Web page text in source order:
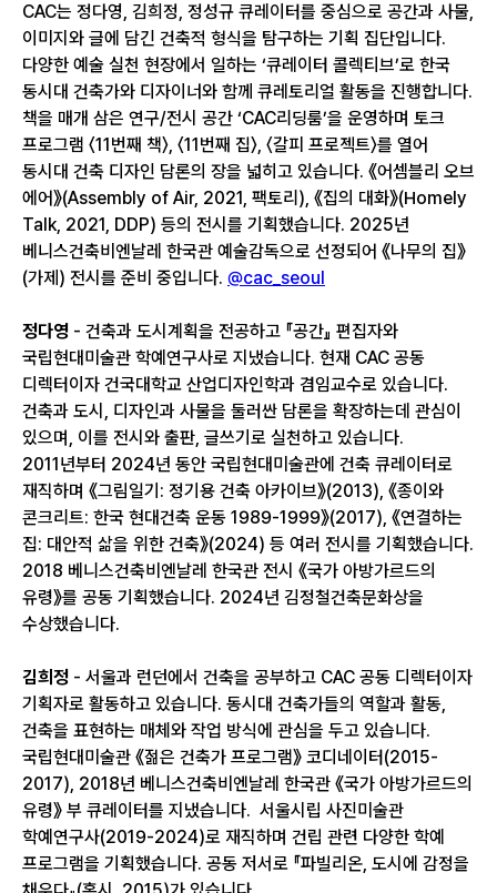
CAC는 정다영, 김희정, 정성규 큐레이터를 중심으로 공간과 사물,
이미지와 글에 담긴 건축적 형식을 탐구하는 기획 집단입니다.
다양한 예술 실천 현장에서 일하는 ‘큐레이터 콜렉티브’로 한국
동시대 건축가와 디자이너와 함께 큐레토리얼 활동을 진행합니다.
책을 매개 삼은 연구/전시 공간 ‘CAC리딩룸’을 운영하며 토크
프로그램 〈11번째 책〉, 〈11번째 집〉, 〈갈피 프로젝트〉를 열어
동시대 건축 디자인 담론의 장을 넓히고 있습니다. 《어셈블리 오브
에어》(Assembly of Air, 2021, 팩토리), 《집의 대화》(Homely
Talk, 2021, DDP) 등의 전시를 기획했습니다. 2025년
베니스건축비엔날레 한국관 예술감독으로 선정되어 《나무의 집》
(가제) 전시를 준비 중입니다. @cac_seoul
정다영 - 건축과 도시계획을 전공하고 『공간』 편집자와
국립현대미술관 학예연구사로 지냈습니다. 현재 CAC 공동
디렉터이자 건국대학교 산업디자인학과 겸임교수로 있습니다.
건축과 도시, 디자인과 사물을 둘러싼 담론을 확장하는데 관심이
있으며, 이를 전시와 출판, 글쓰기로 실천하고 있습니다.
2011년부터 2024년 동안 국립현대미술관에 건축 큐레이터로
재직하며 《그림일기: 정기용 건축 아카이브》(2013), 《종이와
콘크리트: 한국 현대건축 운동 1989-1999》(2017), 《연결하는
집: 대안적 삶을 위한 건축》(2024) 등 여러 전시를 기획했습니다.
2018 베니스건축비엔날레 한국관 전시 《국가 아방가르드의
유령》를 공동 기획했습니다. 2024년 김정철건축문화상을
수상했습니다.
김희정 - 서울과 런던에서 건축을 공부하고 CAC 공동 디렉터이자
기획자로 활동하고 있습니다. 동시대 건축가들의 역할과 활동,
건축을 표현하는 매체와 작업 방식에 관심을 두고 있습니다.
국립현대미술관 《젊은 건축가 프로그램》 코디네이터(2015-
2017), 2018년 베니스건축비엔날레 한국관 《국가 아방가르드의
유령》 부 큐레이터를 지냈습니다. 서울시립 사진미술관
학예연구사(2019-2024)로 재직하며 건립 관련 다양한 학예
프로그램을 기획했습니다. 공동 저서로 『파빌리온, 도시에 감정을